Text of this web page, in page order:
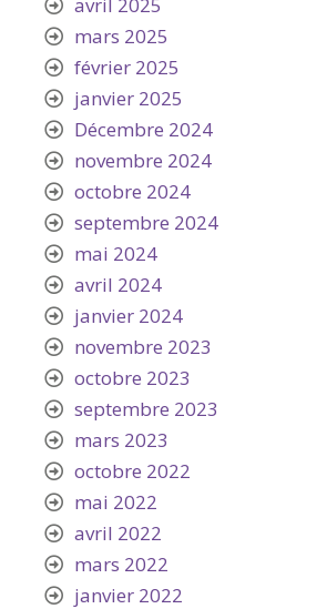
mars 2025
février 2025
janvier 2025
Décembre 2024
novembre 2024
octobre 2024
septembre 2024
mai 2024
avril 2024
janvier 2024
novembre 2023
octobre 2023
septembre 2023
mars 2023
octobre 2022
mai 2022
avril 2022
mars 2022
janvier 2022